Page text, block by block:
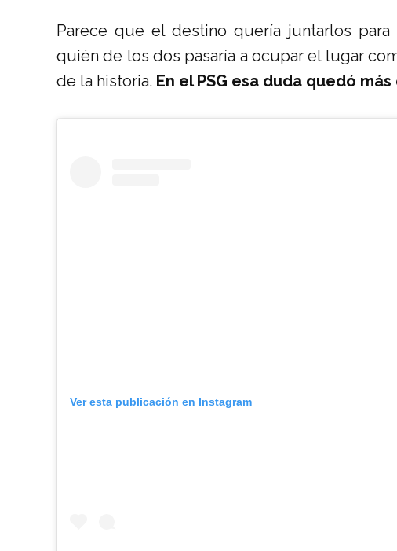
Parece que el destino quería juntarlos
quién de los dos pasaría a ocupar el lugar
de la historia. En el PSG esa duda quedó
Ver esta publicación en Instagram